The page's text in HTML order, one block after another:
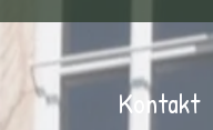
Kontakt